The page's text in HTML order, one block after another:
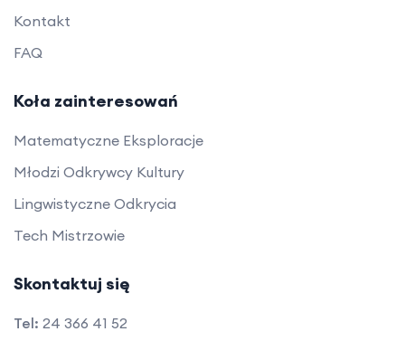
Kontakt
FAQ
Koła zainteresowań
Matematyczne Eksploracje
Młodzi Odkrywcy Kultury
Lingwistyczne Odkrycia
Tech Mistrzowie
Skontaktuj się
Tel: 24 366 41 52